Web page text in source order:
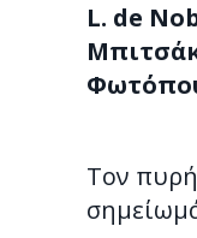
L. de
Τον